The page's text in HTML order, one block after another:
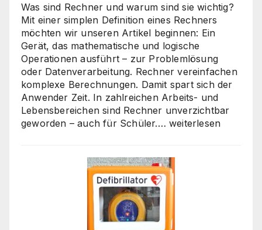
Was sind Rechner und warum sind sie wichtig?
Mit einer simplen Definition eines Rechners
möchten wir unseren Artikel beginnen: Ein
Gerät, das mathematische und logische
Operationen ausführt – zur Problemlösung
oder Datenverarbeitung. Rechner vereinfachen
komplexe Berechnungen. Damit spart sich der
Anwender Zeit. In zahlreichen Arbeits- und
Lebensbereichen sind Rechner unverzichtbar
geworden – auch für Schüler.… Die
Rechner:
Von
Hardware
Online-
Tools
weiterlesen